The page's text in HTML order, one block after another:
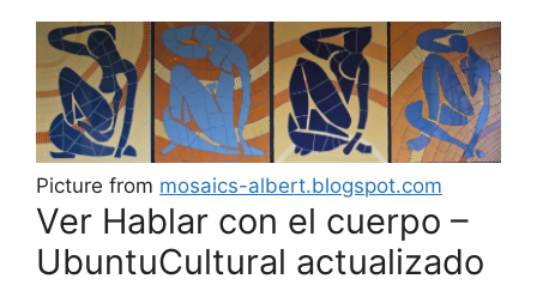
Picture from mosaics-albert.blogspot.com
Ver Hablar con el cuerpo –
UbuntuCultural actualizado